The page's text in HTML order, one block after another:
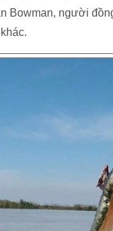
Bowman, người